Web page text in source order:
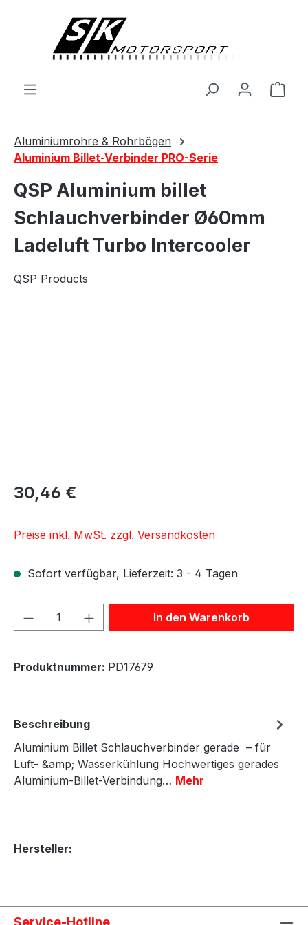
Aluminiumrohre & Rohrbögen
Aluminium Billet-Verbinder PRO-Serie
QSP Aluminium billet
Schlauchverbinder Ø60mm
Ladeluft Turbo Intercooler
QSP Products
30,46 €
Preise inkl. MwSt. zzgl. Versandkosten
Sofort verfügbar, Lieferzeit: 3 - 4 Tagen
Produkt Anzahl: Gib denIn den Warenkorb
Produktnummer: PD17679
Beschreibung
Aluminium Billet Schlauchverbinder gerade – für
Luft- &amp; Wasserkühlung Hochwertiges gerades
Aluminium-Billet-Verbindung… Mehr
Hersteller:
Service-Hotline